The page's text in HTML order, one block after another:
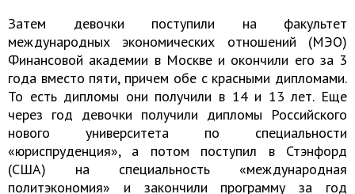
Затем девочки поступили на факультет
международных экономических отношений (МЭО)
Финансовой академии в Москве и окончили его за 3
года вместо пяти, причем обе с красными дипломами.
То есть дипломы они получили в 14 и 13 лет. Еще
через год девочки получили дипломы Российского
нового университета по специальности
«юриспруденция», а потом поступил в Стэнфорд
(США) на специальность «международная
политэкономия» и закончили программу за год